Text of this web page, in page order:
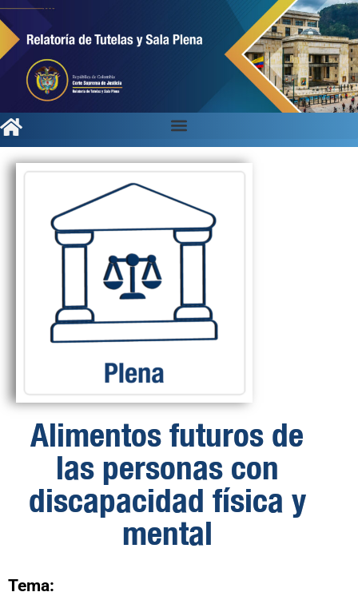
Alimentos futuros de
las personas con
discapacidad física y
mental
Tema: